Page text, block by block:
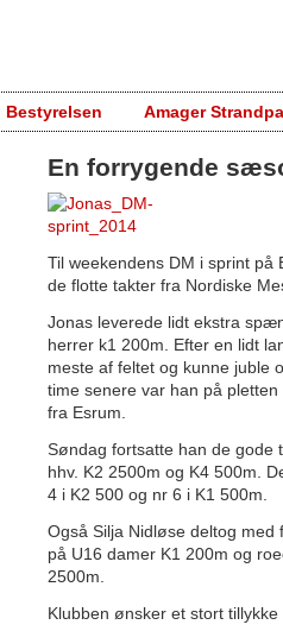
Bestyrelsen Amager
En forrygende
Til weekendens DM i sprint
de flotte takter fra Nordiske
Jonas leverede lidt ekstra
herrer k1 200m. Efter en lidt
meste af feltet og kunne juble
time senere var han på
fra Esrum.
Søndag fortsatte han de gode
hhv. K2 2500m og K4 500m.
4 i K2 500 og nr 6 i K1 500m.
Også Silja Nidløse deltog
på U16 damer K1 200m og
2500m.
Klubben ønsker et stort